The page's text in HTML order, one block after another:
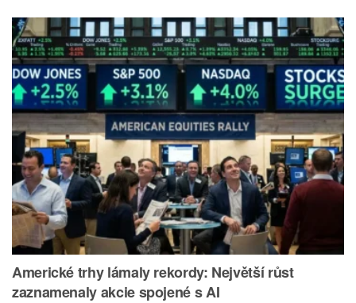
Americké trhy lámaly rekordy: Největší růst
zaznamenaly akcie spojené s AI